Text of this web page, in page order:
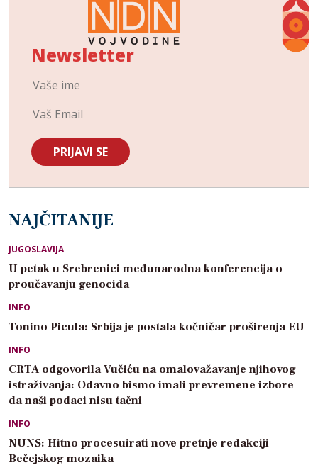
Newsletter
NAJČITANIJE
JUGOSLAVIJA
U petak u Srebrenici međunarodna konferencija o
proučavanju genocida
INFO
Tonino Picula: Srbija je postala kočničar proširenja EU
INFO
CRTA odgovorila Vučiću na omalovažavanje njihovog
istraživanja: Odavno bismo imali prevremene izbore
da naši podaci nisu tačni
INFO
NUNS: Hitno procesuirati nove pretnje redakciji
Bečejskog mozaika